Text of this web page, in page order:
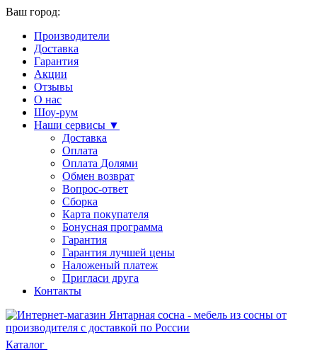
Ваш город:
Производители
Доставка
Гарантия
Акции
Отзывы
О нас
Шоу-рум
Наши сервисы ▼
Доставка
Оплата
Оплата Долями
Обмен возврат
Вопрос-ответ
Сборка
Карта покупателя
Бонусная программа
Гарантия
Гарантия лучшей цены
Наложеный платеж
Пригласи друга
Контакты
Каталог